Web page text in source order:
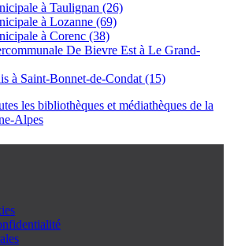
à Taulignan (26)
à Lozanne (69)
à Corenc (38)
De Bievre Est à Le Grand-
à Saint-Bonnet-de-Condat (15)
les bibliothèques et médiathèques de la
Alpes